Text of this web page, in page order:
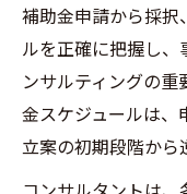
補助金申請から採択
ルを正確に把握し
ンサルティングの
金スケジュールは、
立案の初期段階から